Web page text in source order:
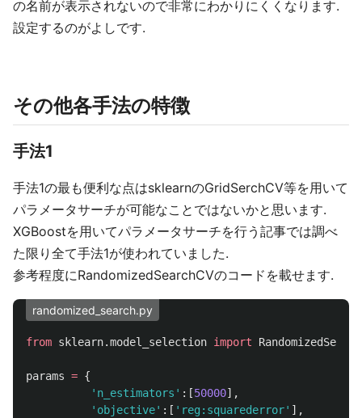
の名前が表示されないので非常にわかりにくくなります.
設定するのがよしです.
その他各手法の特徴
手法1
手法1の最も便利な点はsklearnのGridSerchCV等を用いて
パラメータサーチが可能なことではないかと思います.
XGBoostを用いてパラメータサーチを行う記事では調べ
た限り全て手法1が使われていました.
参考程度にRandomizedSearchCVのコードを載せます.
randomized_search.py
from sklearn.model_selection import
params = {
' n_estimators ' :[50000],
' objective' :[ ' reg:squarederror' ],